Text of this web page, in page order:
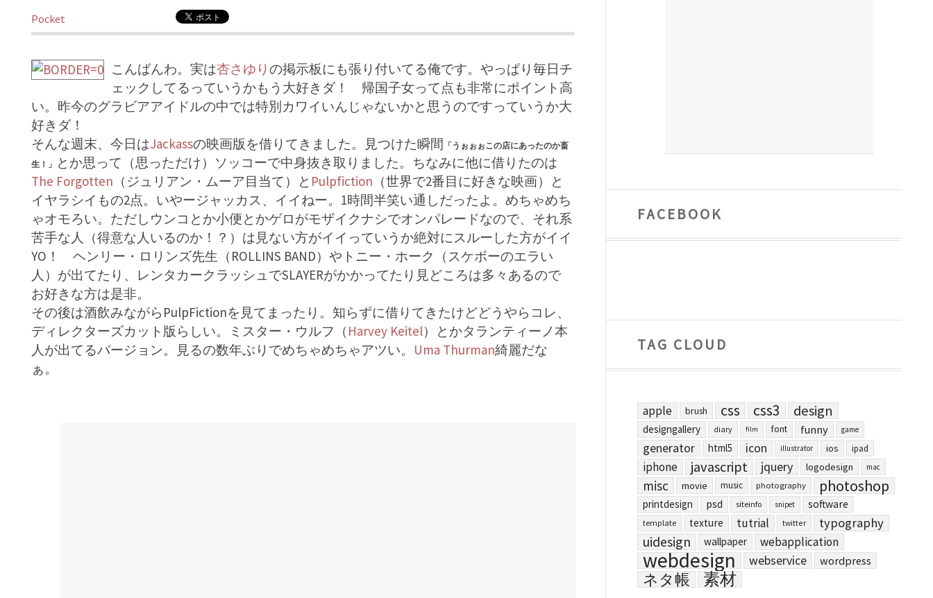
Pocket
こんばんわ。実は杏さゆりの掲示板にも張り付いてる俺です。やっぱり毎日チ
ェックしてるっていうかもう大好きダ！ 帰国子女って点も非常にポイント高
い。昨今のグラビアアイドルの中では特別カワイいんじゃないかと思うのですっていうか大
好きダ！
そんな週末、今日はJackassの映画版を借りてきました。見つけた瞬間 「うぉぉぉこの店にあったのか畜
生！」
とか思って（思っただけ）ソッコーで中身抜き取りました。ちなみに他に借りたのは
The Forgotten （ジュリアン・ムーア目当て）と Pulpfiction （世界で2番目に好きな映画）と
イヤラシイもの2点。いやージャッカス、イイねー。1時間半笑い通しだったよ。めちゃめち
ゃオモろい。ただしウンコとか小便とかゲロがモザイクナシでオンパレードなので、それ系
苦手な人（得意な人いるのか！？）は見ない方がイイっていうか絶対にスルーした方がイイ
YO！ ヘンリー・ロリンズ先生（ROLLINS BAND）やトニー・ホーク（スケボーのエラい
人）が出てたり、レンタカークラッシュでSLAYERがかかってたり見どころは多々あるので
お好きな方は是非。
その後は酒飲みながらPulpFictionを見てまったり。知らずに借りてきたけどどうやらコレ、
ディレクターズカット版らしい。ミスター・ウルフ（ Harvey Keitel）とかタランティーノ本
人が出てるバージョン。見るの数年ぶりでめちゃめちゃアツい。 Uma Thurman綺麗だな
ぁ。
FACEBOOK
TAG CLOUD
apple brush css css3 design
designgallery diary film font funny game
generator html5 icon illustrator ios ipad
iphone javascript jquery logodesign mac
misc movie music photography photoshop
printdesign psd siteinfo snipet software
template texture tutrial twitter typography
uidesign wallpaper webapplication
webdesign webservice wordpress
ネタ帳 素材